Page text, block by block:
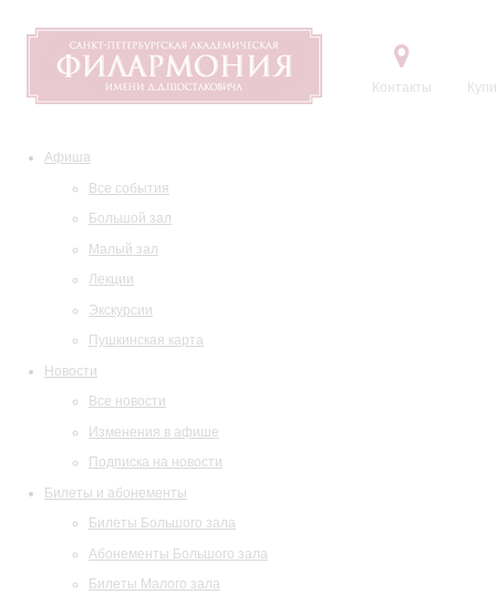
Контакты
Афиша
Все события
Большой зал
Малый зал
Лекции
Экскурсии
Пушкинская карта
Новости
Все новости
Изменения в афише
Подписка на новости
Билеты и абонементы
Билеты Большого зала
Абонементы Большого зала
Билеты Малого зала